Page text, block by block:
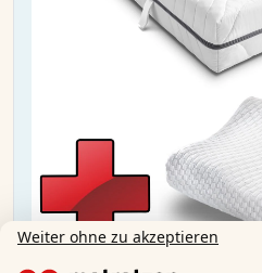
Weiter ohne zu akzeptieren